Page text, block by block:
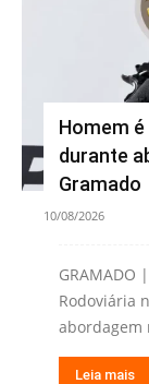
Homem
durante
Gramado
10/08/2026
GRAMADO
Rodoviária
abordagem
Leia mais